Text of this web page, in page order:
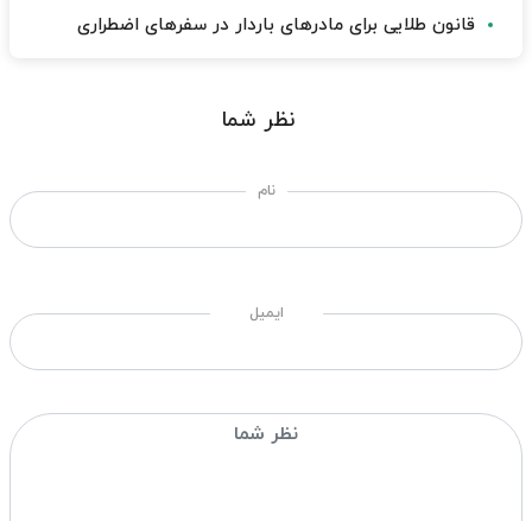
قانون طلایی برای مادرهای باردار در سفرهای اضطراری
نظر شما
نام
ایمیل